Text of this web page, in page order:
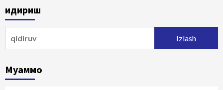
Қидириш
Муаммо